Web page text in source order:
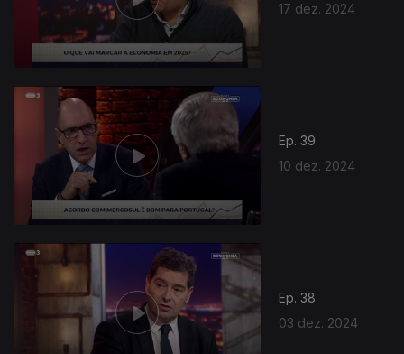
17 dez. 2024
Ep. 39
10 dez. 2024
Ep. 38
03 dez. 2024